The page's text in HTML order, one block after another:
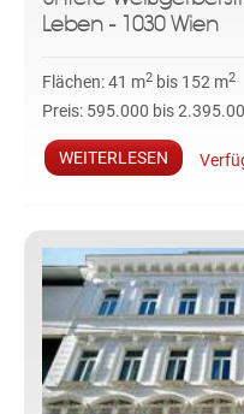
Leben - 1030 Wien
Flächen:41 m2 bis 152 m2
Preis: 595.000 bis
WEITERLESEN